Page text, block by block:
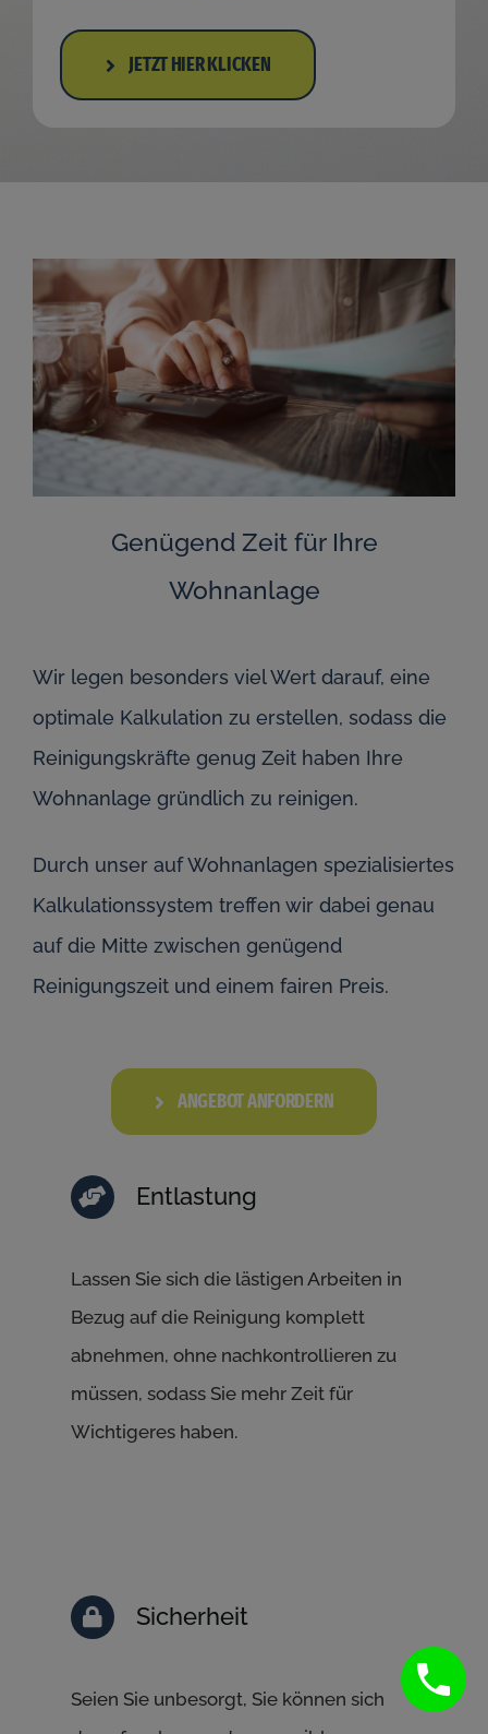
JETZT HIER KLICKEN
Genügend Zeit für Ihre
Wohnanlage
Wir legen besonders viel Wert darauf, eine
optimale Kalkulation zu erstellen, sodass die
Reinigungskräfte genug Zeit haben Ihre
Wohnanlage gründlich zu reinigen.
Durch unser auf Wohnanlagen spezialisiertes
Kalkulationssystem treffen wir dabei genau
auf die Mitte zwischen genügend
Reinigungszeit und einem fairen Preis.
ANGEBOT ANFORDERN
Entlastung
Lassen Sie sich die lästigen Arbeiten in
Bezug auf die Reinigung komplett
abnehmen, ohne nachkontrollieren zu
müssen, sodass Sie mehr Zeit für
Wichtigeres haben.
Sicherheit
Seien Sie unbesorgt, Sie können sich